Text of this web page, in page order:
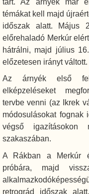
témákat kell majd
időszak alatt. Május
előrehaladó Merkúr
hátrálni, majd július
előzetesen irányt váltott.
Az árnyék első
elképzeléseket
tervbe venni (az Ikrek
módosulásokat fognak
végső
szakaszában.
A Rákban a Merkúr
próbára, majd
retrográd időszak